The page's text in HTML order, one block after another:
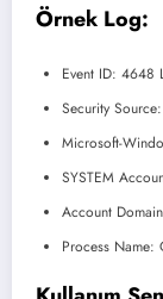
Örnek Log:
Event ID: 4648
Security Source:
Microsoft-
SYSTEM
Account
Process